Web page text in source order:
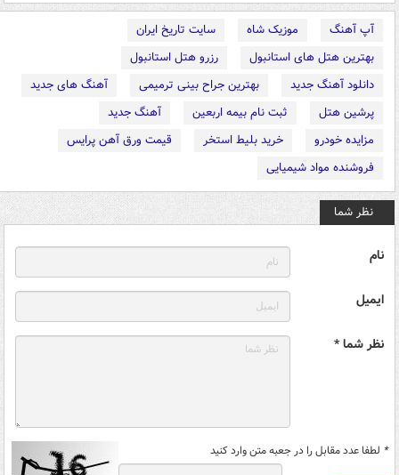
آپ آهنگ موزیک شاه
سایت تاریخ ایران
بهترین هتل های استانبول
رزرو هتل استانبول
دانلود آهنگ جدید
بهترین جراح بینی ترمیمی
آهنگ های جدید
پرشین هتل
ثبت نام بیمه اربعین
آهنگ جدید
مزایده خودرو
خرید بلیط استخر
قیمت ورق آهن پرایس
فروشنده مواد شیمیایی
نظر شما
نام
ایمیل
نظر شما *
* لطفا عدد مقابل را در جعبه متن وارد کنید